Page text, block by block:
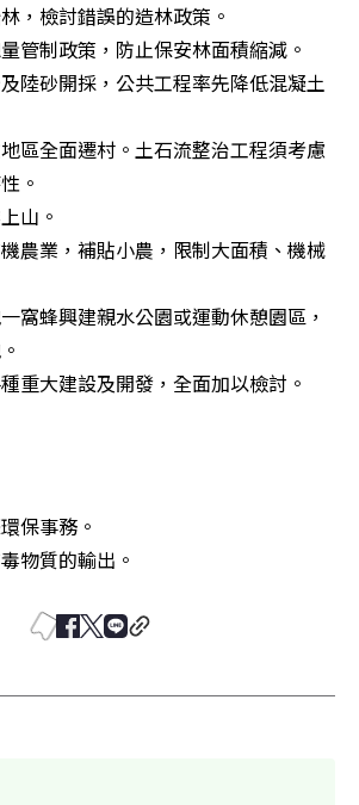
，檢討錯誤的造林政策。
管制政策，防止保安林面積縮減。
陸砂開採，公共工程率先降低混凝土
區全面遷村。土石流整治工程須考慮
。
山。
農業，補貼小農，限制大面積、機械
窩蜂興建親水公園或運動休憩園區，
重大建設及開發，全面加以檢討。
保事務。
物質的輸出。